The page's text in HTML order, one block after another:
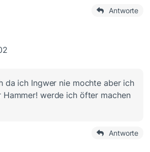
Antworte
da ich Ingwer nie mochte aber ich
werde ich öfter machen
Antworte